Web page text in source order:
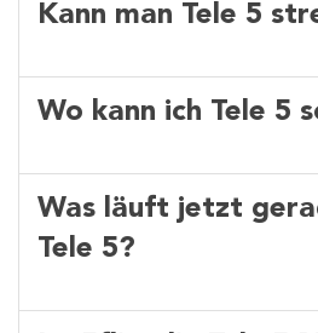
Kann man Tele 5
Wo kann ich Tele 5
Was läuft jetzt
Tele 5?